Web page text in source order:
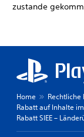
zustande
Home
Rechtliche
Rabatt auf Inhalte
Rabatt SIEE –